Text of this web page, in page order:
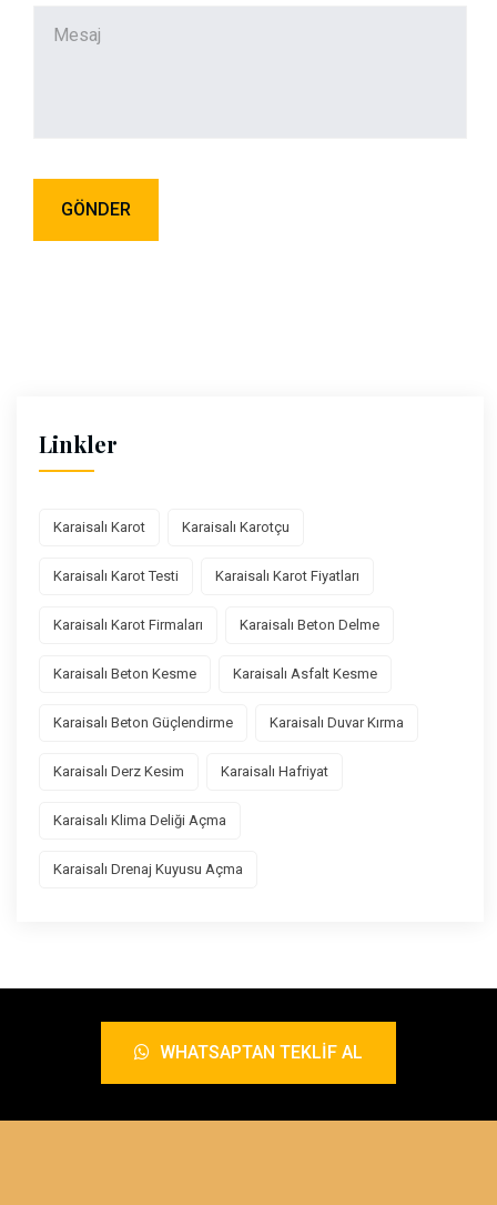
Linkler
Karaisalı Karot Karaisalı Karotçu
Karaisalı Karot Testi Karaisalı Karot Fiyatları
Karaisalı Karot Firmaları Karaisalı Beton Delme
Karaisalı Beton Kesme Karaisalı Asfalt Kesme
Karaisalı Beton Güçlendirme Karaisalı Duvar Kırma
Karaisalı Derz Kesim Karaisalı Hafriyat
Karaisalı Klima Deliği Açma
Karaisalı Drenaj Kuyusu Açma
WHATSAPTAN TEKLIF AL